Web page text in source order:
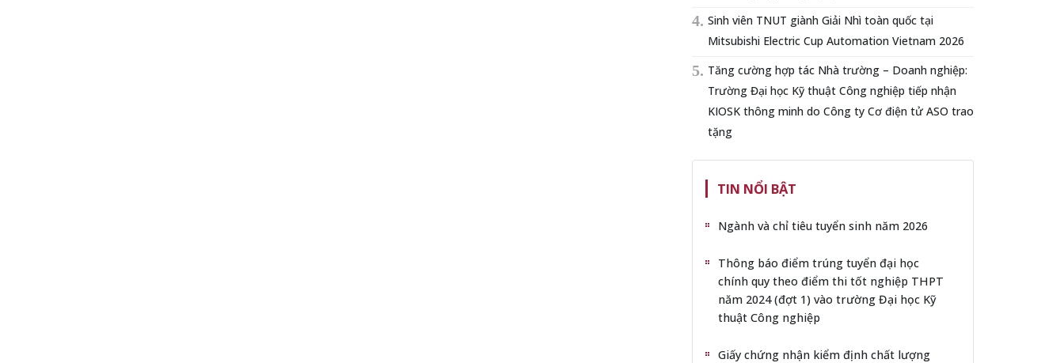
Sinh viên TNUT giành Giải Nhì toàn quốc tại
Mitsubishi Electric Cup Automation Vietnam 2026
Tăng cường hợp tác Nhà trường – Doanh nghiệp:
Trường Đại học Kỹ thuật Công nghiệp tiếp nhận
KIOSK thông minh do Công ty Cơ điện tử ASO trao
tặng
TIN NỔI BẬT
Ngành và chỉ tiêu tuyển sinh năm 2026
Thông báo điểm trúng tuyển đại học
chính quy theo điểm thi tốt nghiệp THPT
năm 2024 (đợt 1) vào trường Đại học Kỹ
thuật Công nghiệp
Giấy chứng nhận kiểm định chất lượng